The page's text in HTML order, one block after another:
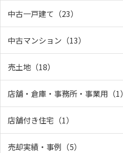
中古一戸建て（23）
中古マンション（13）
売土地（18）
店舗・倉庫・事務所・事業用（1）
店舗付き住宅（1）
売却実績・事例（5）